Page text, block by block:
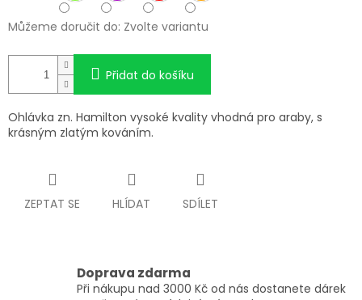
Můžeme doručit do: Zvolte variantu
Přidat do košíku
Ohlávka zn. Hamilton vysoké kvality vhodná pro araby, s
krásným zlatým kováním.
ZEPTAT SE HLÍDAT SDÍLET
Doprava zdarma
Při nákupu nad 3000 Kč od nás dostanete dárek